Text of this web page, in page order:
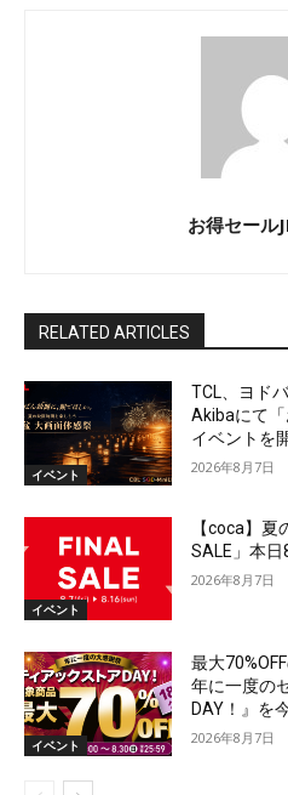
お得セール
RELATED ARTICLES
イベント
TCL、ヨド
Akibaにて
イベントを
2026年8月7日
イベント
【coca】
SALE」本
2026年8月7日
イベント
最大
年に一度の
DAY！』を
2026年8月7日